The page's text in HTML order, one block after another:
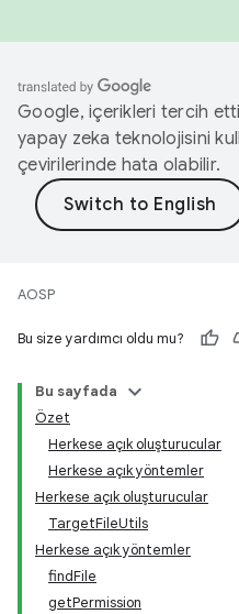
Google, içerikleri tercih
yapay zeka teknolojisini
çevirilerinde hata olabilir.
AOSP
Bu size yardımcı oldu mu?
Bu sayfada
Özet
Herkese açık oluşturucular
Herkese açık yöntemler
Herkese açık oluşturucular
TargetFileUtils
Herkese açık yöntemler
findFile
getPermission